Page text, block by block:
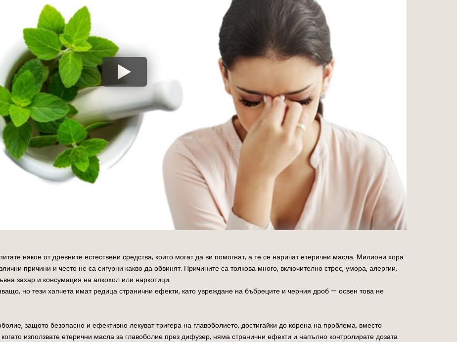
някое от древните естествени средства, които могат да ви помогнат, а те се наричат етерични масла. Милиони хора
причини и често не са сигурни какво да обвинят. Причините са толкова много, включително стрес, умора, алергии,
захар и консумация на алкохол или наркотици.
но тези хапчета имат редица странични ефекти, като увреждане на бъбреците и черния дроб — освен това не
защото безопасно и ефективно лекуват тригера на главоболието, достигайки до корена на проблема, вместо
използвате етерични масла за главоболие през дифузер, няма странични ефекти и напълно контролирате дозата